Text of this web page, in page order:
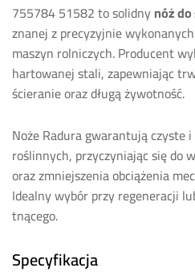
755784 51582 to solidnynóż
znanej z precyzyjnie
maszyn rolniczych. Producent
hartowanej stali, zapewniając
ścieranie oraz długą żywotność.
Noże Radura gwarantują czyste
roślinnych, przyczyniając się do
oraz zmniejszenia obciążenia
Idealny wybór przy regeneracji
tnącego.
Specyfikacja